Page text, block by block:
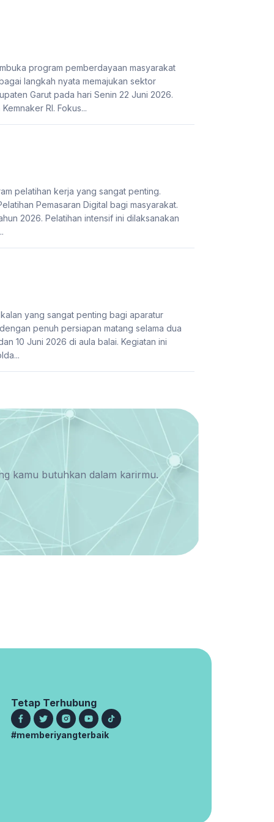
program pemberdayaan masyarakat
langkah nyata memajukan sektor
Garut pada hari Senin 22 Juni 2026.
RI. Fokus...
pelatihan kerja yang sangat penting.
Pemasaran Digital bagi masyarakat.
2026. Pelatihan intensif ini dilaksanakan
yang sangat penting bagi aparatur
penuh persiapan matang selama dua
10 Juni 2026 di aula balai. Kegiatan ini
kamu butuhkan dalam karirmu.
Tetap Terhubung
#memberiyangterbaik